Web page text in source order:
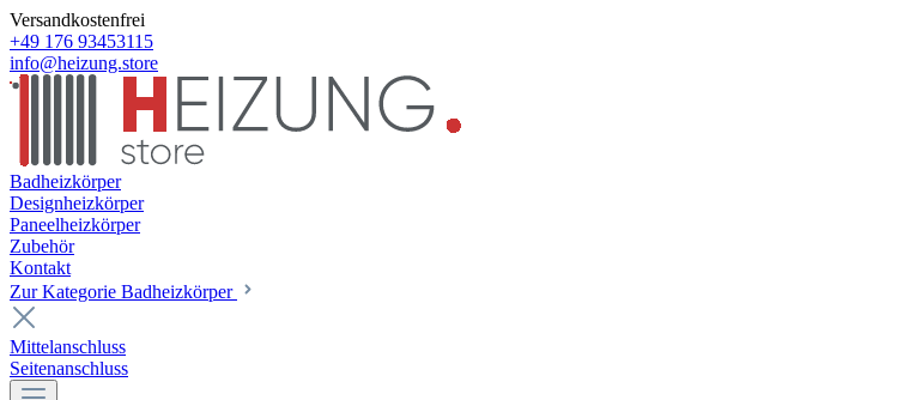
Versandkostenfrei
+49 176 93453115
info@heizung.store
Badheizkörper
Designheizkörper
Paneelheizkörper
Zubehör
Kontakt
Zur Kategorie Badheizkörper
Mittelanschluss
Seitenanschluss